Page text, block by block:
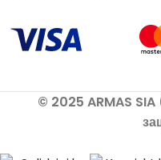
© 2025 ARMAS